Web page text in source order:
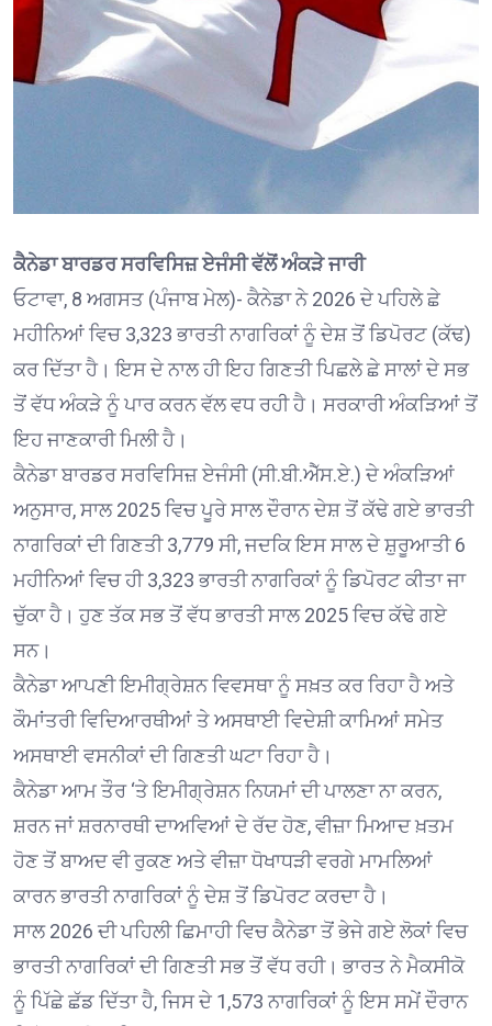
ਕੈਨੇਡਾ ਬਾਰਡਰ ਸਰਵਿਸਿਜ਼ ਏਜੰਸੀ ਵੱਲੋਂ ਅੰਕੜੇ ਜਾਰੀ
ਓਟਾਵਾ, 8 ਅਗਸਤ (ਪੰਜਾਬ ਮੇਲ)- ਕੈਨੇਡਾ ਨੇ 2026 ਦੇ ਪਹਿਲੇ ਛੇ
ਮਹੀਨਿਆਂ ਵਿਚ 3,323 ਭਾਰਤੀ ਨਾਗਰਿਕਾਂ ਨੂੰ ਦੇਸ਼ ਤੋਂ ਡਿਪੋਰਟ (ਕੱਢ)
ਕਰ ਦਿੱਤਾ ਹੈ। ਇਸ ਦੇ ਨਾਲ ਹੀ ਇਹ ਗਿਣਤੀ ਪਿਛਲੇ ਛੇ ਸਾਲਾਂ ਦੇ ਸਭ
ਤੋਂ ਵੱਧ ਅੰਕੜੇ ਨੂੰ ਪਾਰ ਕਰਨ ਵੱਲ ਵਧ ਰਹੀ ਹੈ। ਸਰਕਾਰੀ ਅੰਕੜਿਆਂ ਤੋਂ
ਇਹ ਜਾਣਕਾਰੀ ਮਿਲੀ ਹੈ।
ਕੈਨੇਡਾ ਬਾਰਡਰ ਸਰਵਿਸਿਜ਼ ਏਜੰਸੀ (ਸੀ.ਬੀ.ਐੱਸ.ਏ.) ਦੇ ਅੰਕੜਿਆਂ
ਅਨੁਸਾਰ, ਸਾਲ 2025 ਵਿਚ ਪੂਰੇ ਸਾਲ ਦੌਰਾਨ ਦੇਸ਼ ਤੋਂ ਕੱਢੇ ਗਏ ਭਾਰਤੀ
ਨਾਗਰਿਕਾਂ ਦੀ ਗਿਣਤੀ 3,779 ਸੀ, ਜਦਕਿ ਇਸ ਸਾਲ ਦੇ ਸ਼ੁਰੂਆਤੀ 6
ਮਹੀਨਿਆਂ ਵਿਚ ਹੀ 3,323 ਭਾਰਤੀ ਨਾਗਰਿਕਾਂ ਨੂੰ ਡਿਪੋਰਟ ਕੀਤਾ ਜਾ
ਚੁੱਕਾ ਹੈ। ਹੁਣ ਤੱਕ ਸਭ ਤੋਂ ਵੱਧ ਭਾਰਤੀ ਸਾਲ 2025 ਵਿਚ ਕੱਢੇ ਗਏ
ਸਨ।
ਕੈਨੇਡਾ ਆਪਣੀ ਇਮੀਗ੍ਰੇਸ਼ਨ ਵਿਵਸਥਾ ਨੂੰ ਸਖ਼ਤ ਕਰ ਰਿਹਾ ਹੈ ਅਤੇ
ਕੌਮਾਂਤਰੀ ਵਿਦਿਆਰਥੀਆਂ ਤੇ ਅਸਥਾਈ ਵਿਦੇਸ਼ੀ ਕਾਮਿਆਂ ਸਮੇਤ
ਅਸਥਾਈ ਵਸਨੀਕਾਂ ਦੀ ਗਿਣਤੀ ਘਟਾ ਰਿਹਾ ਹੈ।
ਕੈਨੇਡਾ ਆਮ ਤੌਰ ‘ਤੇ ਇਮੀਗ੍ਰੇਸ਼ਨ ਨਿਯਮਾਂ ਦੀ ਪਾਲਣਾ ਨਾ ਕਰਨ,
ਸ਼ਰਨ ਜਾਂ ਸ਼ਰਨਾਰਥੀ ਦਾਅਵਿਆਂ ਦੇ ਰੱਦ ਹੋਣ, ਵੀਜ਼ਾ ਮਿਆਦ ਖ਼ਤਮ
ਹੋਣ ਤੋਂ ਬਾਅਦ ਵੀ ਰੁਕਣ ਅਤੇ ਵੀਜ਼ਾ ਧੋਖਾਧੜੀ ਵਰਗੇ ਮਾਮਲਿਆਂ
ਕਾਰਨ ਭਾਰਤੀ ਨਾਗਰਿਕਾਂ ਨੂੰ ਦੇਸ਼ ਤੋਂ ਡਿਪੋਰਟ ਕਰਦਾ ਹੈ।
ਸਾਲ 2026 ਦੀ ਪਹਿਲੀ ਛਿਮਾਹੀ ਵਿਚ ਕੈਨੇਡਾ ਤੋਂ ਭੇਜੇ ਗਏ ਲੋਕਾਂ ਵਿਚ
ਭਾਰਤੀ ਨਾਗਰਿਕਾਂ ਦੀ ਗਿਣਤੀ ਸਭ ਤੋਂ ਵੱਧ ਰਹੀ। ਭਾਰਤ ਨੇ ਮੈਕਸੀਕੋ
ਨੂੰ ਪਿੱਛੇ ਛੱਡ ਦਿੱਤਾ ਹੈ, ਜਿਸ ਦੇ 1,573 ਨਾਗਰਿਕਾਂ ਨੂੰ ਇਸ ਸਮੇਂ ਦੌਰਾਨ